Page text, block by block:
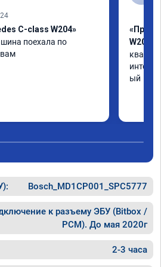
C-class W204»
поехала по
вам
W205»
ый
Bosch_MD1CP001_SPC5777
к разъему ЭБУ (Bitbox /
PCM). До мая 2020г
2-3 часа